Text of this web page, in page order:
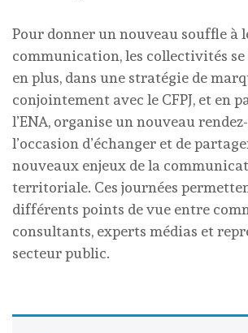
Pour donner un nouveau souffle à
communication, les collectivités se
en plus, dans une stratégie de
conjointement avec le CFPJ, et en
l’ENA, organise un nouveau
l’occasion d’échanger et de
nouveaux enjeux de la
territoriale. Ces journées
différents points de vue entre
consultants, experts médias et
secteur public.